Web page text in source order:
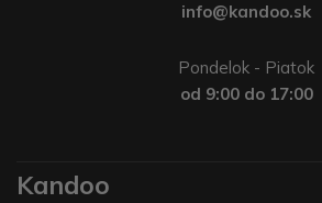
info@kandoo.sk
Pondelok - Piatok
od 9:00 do 17:00
Kandoo